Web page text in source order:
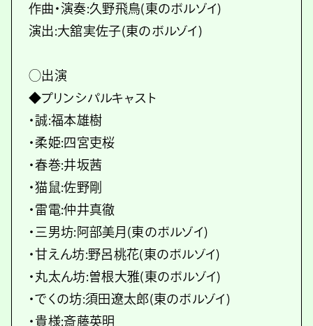
作曲・演奏:久野飛鳥(東のボルゾイ)
演出:大舘実佐子(東のボルゾイ)
◯出演
◆プリンシパルキャスト
・誠:福本雄樹
・柔姫:四宮吏桜
・春巻:井坂茜
・猫鼠:佐野剛
・雷電:仲井真徹
・三男坊:阿部美月(東のボルゾイ)
・甘えん坊:野呂桃花(東のボルゾイ)
・丸太ん坊:曽根大雅(東のボルゾイ)
・でくの坊:須田遼太郎(東のボルゾイ)
・貴様:斎藤英明